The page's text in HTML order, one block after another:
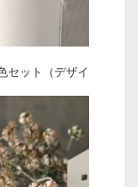
セット（デザイ